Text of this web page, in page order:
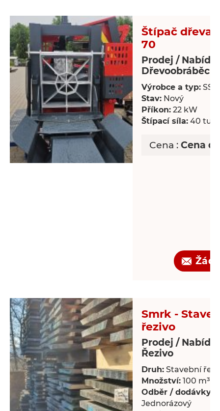
Štípač dřeva -
70
Prodej /
Dřevoobráběcí
Výrobce a typ:
Stav: Nový
Příkon: 22 kW
Štípací síla: 40
Cena : Cena
Smrk -
řezivo
Prodej /
Řezivo
Druh: Stavební
Množství: 100 m³
Odběr / dodávky:
Jednorázový